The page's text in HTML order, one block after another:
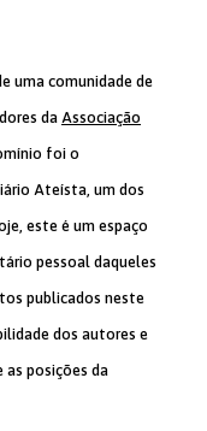
uma comunidade de
daAssociação
foi o
Ateísta, um dos
este é um espaço
pessoal daqueles
publicados neste
dos autores e
as posições da